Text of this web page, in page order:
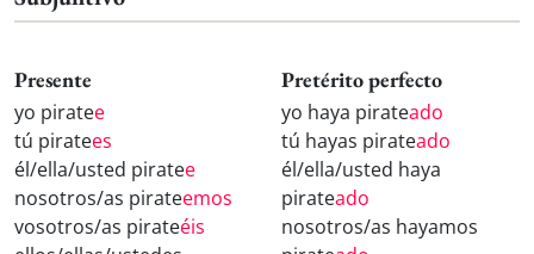
Presente
yo piratee
tú piratees
él/ella/usted piratee
nosotros/as pirateemos
vosotros/as pirateéis
Pretérito perfecto
yo haya pirateado
tú hayas pirateado
él/ella/usted haya
pirateado
nosotros/as hayamos